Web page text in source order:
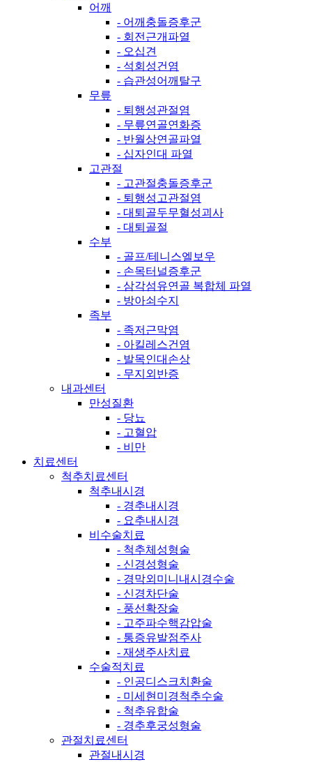
어깨
- 어깨충돌증후군
- 회전근개파열
- 오십견
- 석회성건염
- 습관성어깨탈구
무릎
- 퇴행성관절염
- 무릎연골연화증
- 반월상연골파열
- 십자인대 파열
고관절
- 고관절충돌증후군
- 퇴행성고관절염
- 대퇴골두무혈성괴사
- 대퇴골절
수부
- 골프/테니스엘보우
- 손목터널증후군
- 삼각섬유연골 복합체 파열
- 방아쇠수지
족부
- 족저근막염
- 아킬레스건염
- 발목인대손상
- 무지외반증
내과센터
만성질환
- 당뇨
- 고혈압
- 비만
치료센터
척추치료센터
척추내시경
- 경추내시경
- 요추내시경
비수술치료
- 척추체성형술
- 신경성형술
- 경막외미니내시경수술
- 신경차단술
- 풍선확장술
- 고주파수핵감압술
- 통증유발점주사
- 재생주사치료
수술적치료
- 인공디스크치환술
- 미세현미경척추수술
- 척추유합술
- 경추후궁성형술
관절치료센터
관절내시경